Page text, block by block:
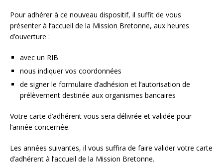
Pour adhérer à ce nouveau dispositif, il suffit de vous
présenter à l’accueil de la Mission Bretonne, aux heures
d’ouverture :
avec un RIB
nous indiquer vos coordonnées
de signer le formulaire d’adhésion et l’autorisation de
prélèvement destinée aux organismes bancaires
Votre carte d’adhérent vous sera délivrée et validée pour
l’année concernée.
Les années suivantes, il vous suffira de faire valider votre carte
d’adhérent à l’accueil de la Mission Bretonne.